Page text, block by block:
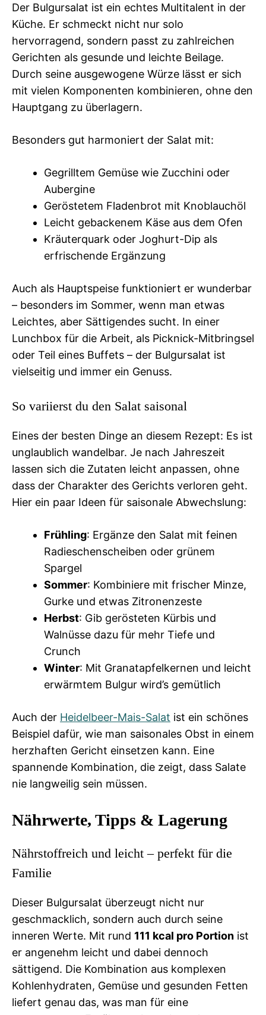
Der Bulgursalat ist ein echtes Multitalent in der
Küche. Er schmeckt nicht nur solo
hervorragend, sondern passt zu zahlreichen
Gerichten als gesunde und leichte Beilage.
Durch seine ausgewogene Würze lässt er sich
mit vielen Komponenten kombinieren, ohne den
Hauptgang zu überlagern.
Besonders gut harmoniert der Salat mit:
Gegrilltem Gemüse wie Zucchini oder
Aubergine
Geröstetem Fladenbrot mit Knoblauchöl
Leicht gebackenem Käse aus dem Ofen
Kräuterquark oder Joghurt-Dip als
erfrischende Ergänzung
Auch als Hauptspeise funktioniert er wunderbar
– besonders im Sommer, wenn man etwas
Leichtes, aber Sättigendes sucht. In einer
Lunchbox für die Arbeit, als Picknick-Mitbringsel
oder Teil eines Buffets – der Bulgursalat ist
vielseitig und immer ein Genuss.
So variierst du den Salat saisonal
Eines der besten Dinge an diesem Rezept: Es ist
unglaublich wandelbar. Je nach Jahreszeit
lassen sich die Zutaten leicht anpassen, ohne
dass der Charakter des Gerichts verloren geht.
Hier ein paar Ideen für saisonale Abwechslung:
Frühling: Ergänze den Salat mit feinen
Radieschenscheiben oder grünem
Spargel
Sommer: Kombiniere mit frischer Minze,
Gurke und etwas Zitronenzeste
Herbst: Gib gerösteten Kürbis und
Walnüsse dazu für mehr Tiefe und
Crunch
Winter: Mit Granatapfelkernen und leicht
erwärmtem Bulgur wird’s gemütlich
Auch der Heidelbeer-Mais-Salat ist ein schönes
Beispiel dafür, wie man saisonales Obst in einem
herzhaften Gericht einsetzen kann. Eine
spannende Kombination, die zeigt, dass Salate
nie langweilig sein müssen.
Nährwerte, Tipps & Lagerung
Nährstoffreich und leicht – perfekt für die
Familie
Dieser Bulgursalat überzeugt nicht nur
geschmacklich, sondern auch durch seine
inneren Werte. Mit rund 111 kcal pro Portion ist
er angenehm leicht und dabei dennoch
sättigend. Die Kombination aus komplexen
Kohlenhydraten, Gemüse und gesunden Fetten
liefert genau das, was man für eine